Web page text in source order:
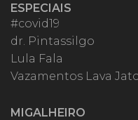
ESPECIAIS
#covid19
dr. Pintassilgo
Lula Fala
Vazamentos Lava
MIGALHEIRO